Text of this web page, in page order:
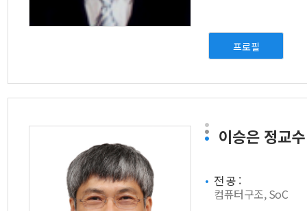
프로필
이승은 정교수
전 공 :
컴퓨터구조, SoC